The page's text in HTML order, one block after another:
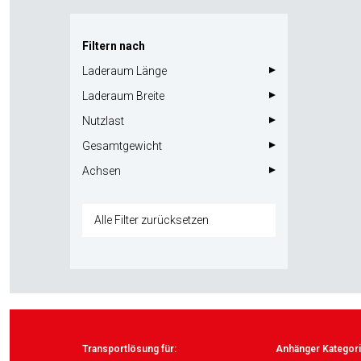
Filtern nach
Laderaum Länge
Laderaum Breite
Nutzlast
Gesamtgewicht
Achsen
Alle Filter zurücksetzen
Transportlösung für:
Anhänger